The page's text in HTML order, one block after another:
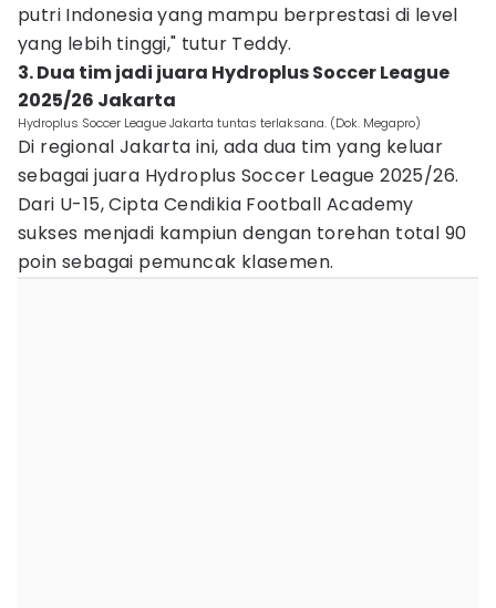
putri Indonesia yang mampu berprestasi di level
yang lebih tinggi," tutur Teddy.
3. Dua tim jadi juara Hydroplus Soccer League
2025/26 Jakarta
Hydroplus Soccer League Jakarta tuntas terlaksana. (Dok. Megapro)
Di regional Jakarta ini, ada dua tim yang keluar
sebagai juara Hydroplus Soccer League 2025/26.
Dari U-15, Cipta Cendikia Football Academy
sukses menjadi kampiun dengan torehan total 90
poin sebagai pemuncak klasemen.